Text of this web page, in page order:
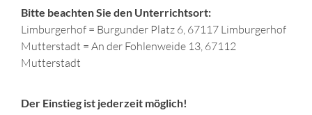
Bitte beachten Sie den Unterrichtsort:
Limburgerhof = Burgunder Platz 6, 67117 Limburgerhof
Mutterstadt = An der Fohlenweide 13, 67112
Mutterstadt
Der Einstieg ist jederzeit möglich!